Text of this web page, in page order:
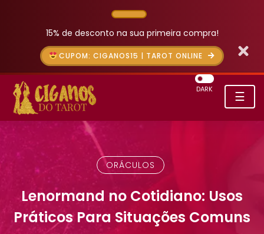
15% de desconto na sua primeira compra!
CUPOM: CIGANOS15 | TAROT ONLINE
☰
DARK
ORÁCULOS
Lenormand no Cotidiano: Usos
Práticos Para Situações Comuns